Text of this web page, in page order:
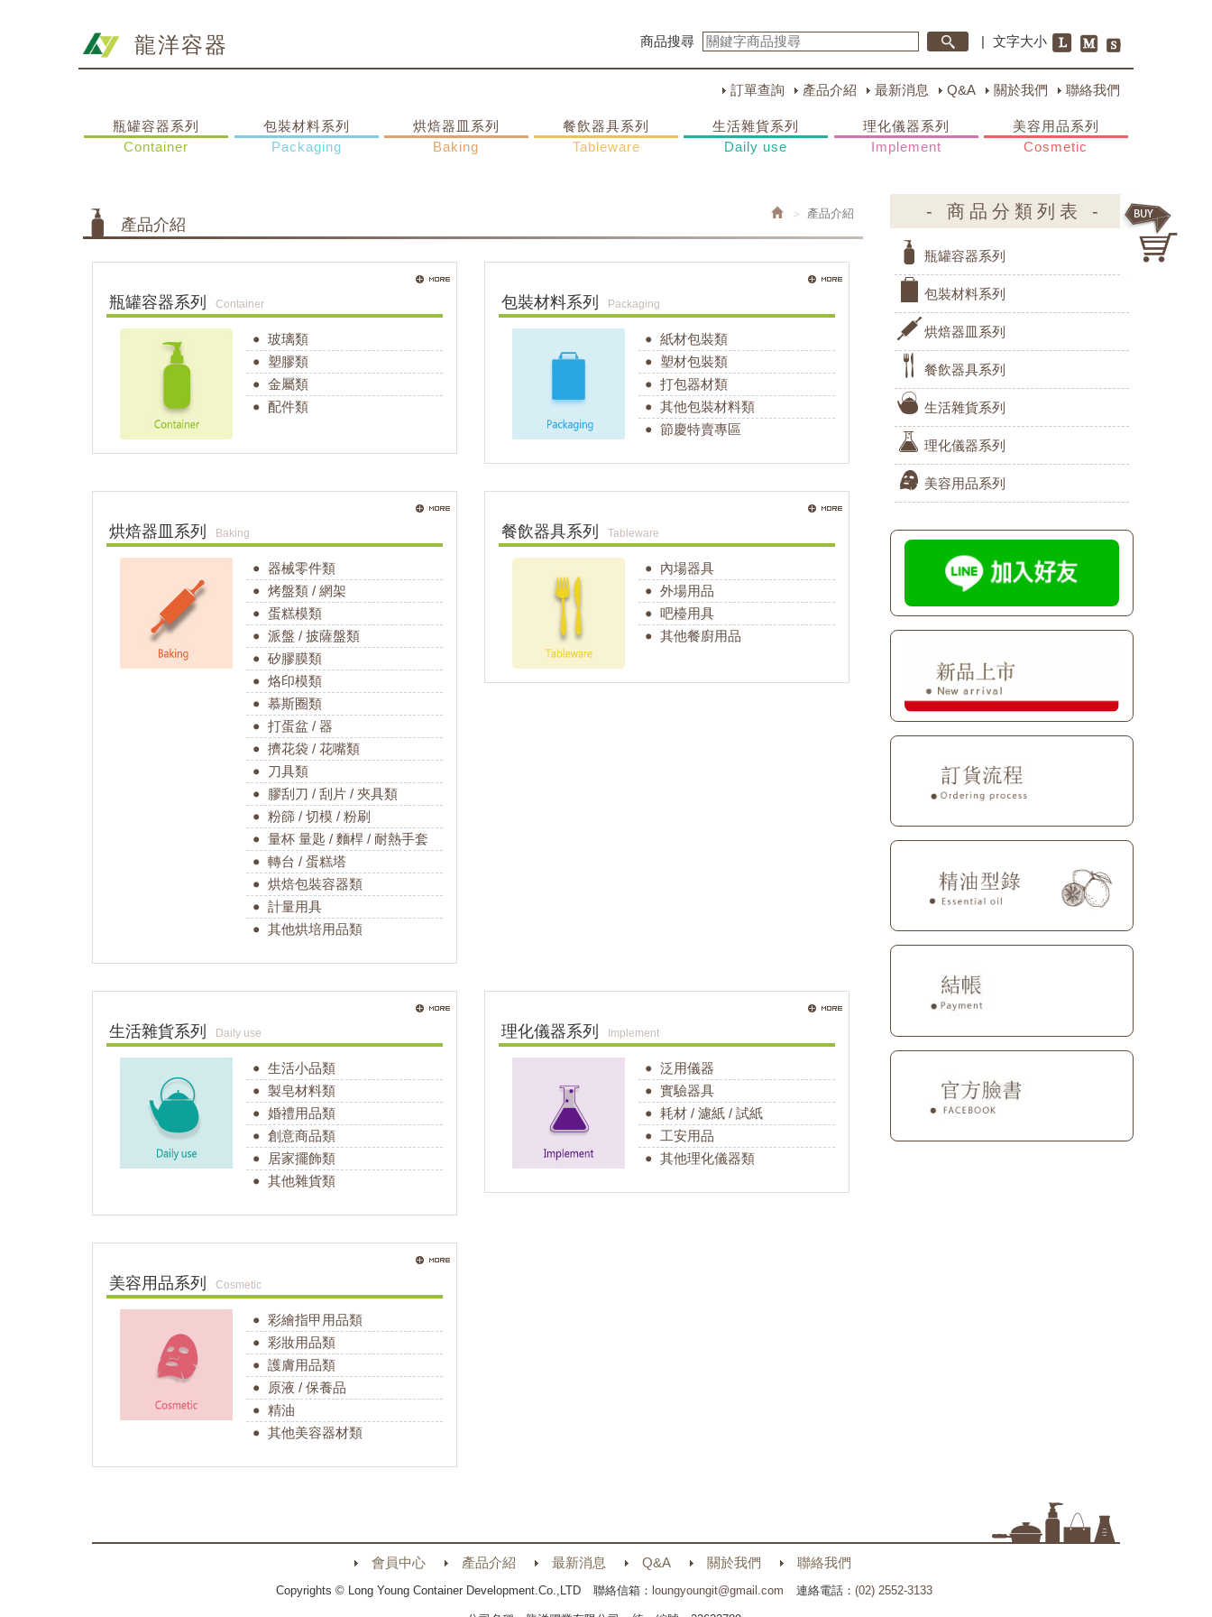
龍洋容器 商品搜尋 | 文字大小
訂單查詢 產品介紹 最新消息 Q&A 關於我們 聯絡我們
瓶罐容器系列
Container
包裝材料系列
Packaging
烘焙器皿系列
Baking
餐飲器具系列
Tableware
生活雜貨系列
Daily use
理化儀器系列
Implement
美容用品系列
Cosmetic
產品介紹
產品介紹
瓶罐容器系列 Container
玻璃類
塑膠類
金屬類
配件類
包裝材料系列 Packaging
紙材包裝類
塑材包裝類
打包器材類
其他包裝材料類
節慶特賣專區
烘焙器皿系列 Baking
器械零件類
烤盤類 / 網架
蛋糕模類
派盤 / 披薩盤類
矽膠膜類
烙印模類
慕斯圈類
打蛋盆 / 器
擠花袋 / 花嘴類
刀具類
膠刮刀 / 刮片 / 夾具類
粉篩 / 切模 / 粉刷
量杯 量匙 / 麵桿 / 耐熱手套
轉台 / 蛋糕塔
烘焙包裝容器類
計量用具
其他烘培用品類
餐飲器具系列 Tableware
內場器具
外場用品
吧檯用具
其他餐廚用品
生活雜貨系列 Daily use
生活小品類
製皂材料類
婚禮用品類
創意商品類
居家擺飾類
其他雜貨類
理化儀器系列 Implement
泛用儀器
實驗器具
耗材 / 濾紙 / 試紙
工安用品
其他理化儀器類
美容用品系列 Cosmetic
彩繪指甲用品類
彩妝用品類
護膚用品類
原液 / 保養品
精油
其他美容器材類
- 商品分類列表 -
瓶罐容器系列
包裝材料系列
烘焙器皿系列
餐飲器具系列
生活雜貨系列
理化儀器系列
美容用品系列
會員中心 產品介紹 最新消息 Q&A 關於我們 聯絡我們
Copyrights © Long Young Container Development.Co.,LTD 聯絡信箱： loungyoungit@gmail.com 連絡電話： (02) 2552-3133